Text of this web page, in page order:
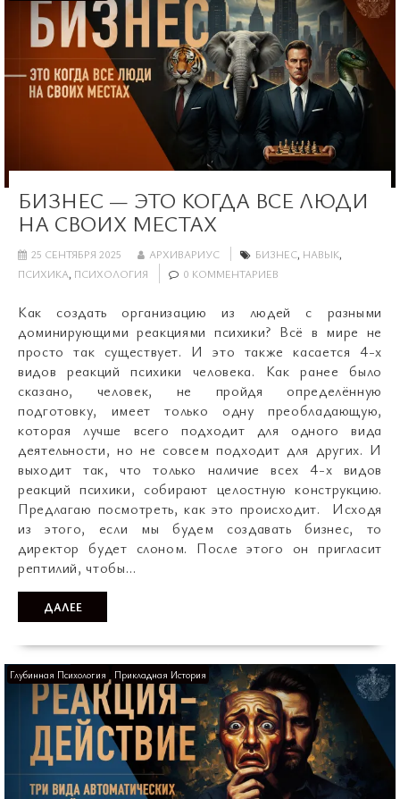
БИЗНЕС — ЭТО КОГДА ВСЕ ЛЮДИ
НА СВОИХ МЕСТАХ
25 СЕНТЯБРЯ 2025 АРХИВАРИУС БИЗНЕС, НАВЫК,
ПСИХИКА, ПСИХОЛОГИЯ 0 КОММЕНТАРИЕВ
Как создать организацию из людей с разными
доминирующими реакциями психики? Всё в мире не
просто так существует. И это также касается 4-х
видов реакций психики человека. Как ранее было
сказано, человек, не пройдя определённую
подготовку, имеет только одну преобладающую,
которая лучше всего подходит для одного вида
деятельности, но не совсем подходит для других. И
выходит так, что только наличие всех 4-х видов
реакций психики, собирают целостную конструкцию.
Предлагаю посмотреть, как это происходит. Исходя
из этого, если мы будем создавать бизнес, то
директор будет слоном. После этого он пригласит
рептилий, чтобы…
ДАЛЕЕ
Глубинная Психология Прикладная История